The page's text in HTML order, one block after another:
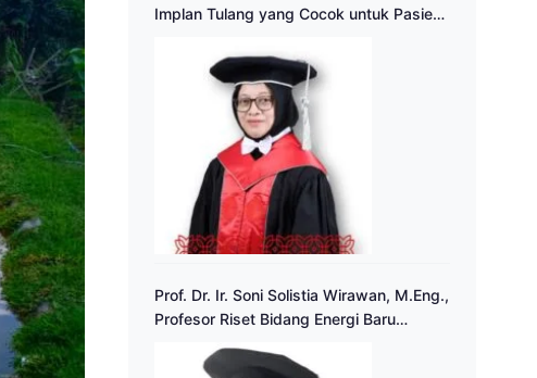
Implan Tulang yang Cocok untuk Pasien
Prof. Dr. Ir. Soni Solistia Wirawan, M.Eng.,
Profesor Riset Bidang Energi Baru